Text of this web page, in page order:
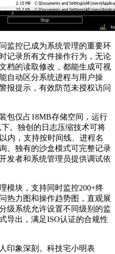
监控已成为系统管理的重要环
记录所有文件操作行为，无论
档的读取修改，都能生成可视
自动区分系统进程与用户操
报提示，有效防范未授权访问
包仅占18MB存储空间，运行
。独创的日志压缩技术可将
内，支持按时间线、进程名
。独有的沙盒模式可完整记录
发者和系统管理员提供调试依
模块，支持同时监控200+终
热力图和操作趋势图，直观展
级系统允许设置不同级别的监
导出，满足ISO认证的合规性
印象深刻。科技宅小明表